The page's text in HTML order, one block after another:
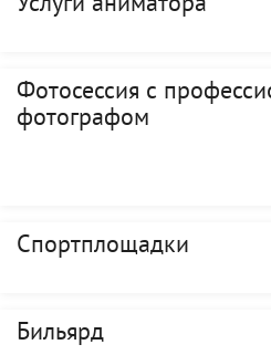
Фотосессия с
фотографом
Спортплощадки
Бильярд